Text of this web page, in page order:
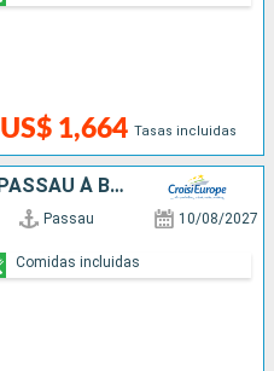
US$ 1,664 Tasas incluidas
LE BEAU DANUBE BLEU, DE PASSAU À BUDAPEST
Passau 10/08/2027
Comidas incluidas